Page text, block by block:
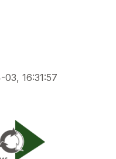
planai
16:31:57